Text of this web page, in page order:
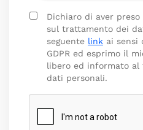
Dichiaro di aver preso
sul trattamento dei
seguente link ai sensi
GDPR ed esprimo il
libero ed informato
dati personali.